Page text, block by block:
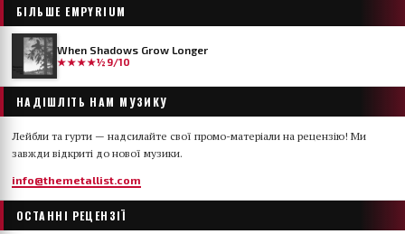
БІЛЬШЕ EMPYRIUM
When Shadows Grow Longer
★★★★½ 9/10
НАДІШЛІТЬ НАМ МУЗИКУ
Лейбли та гурти — надсилайте свої промо-матеріали на рецензію! Ми
завжди відкриті до нової музики.
info@themetallist.com
ОСТАННІ РЕЦЕНЗІЇ